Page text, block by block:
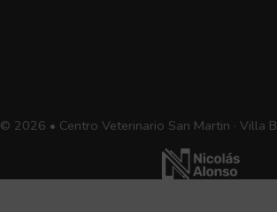
© 2026 • Centro Veterinario San Martin · Villa